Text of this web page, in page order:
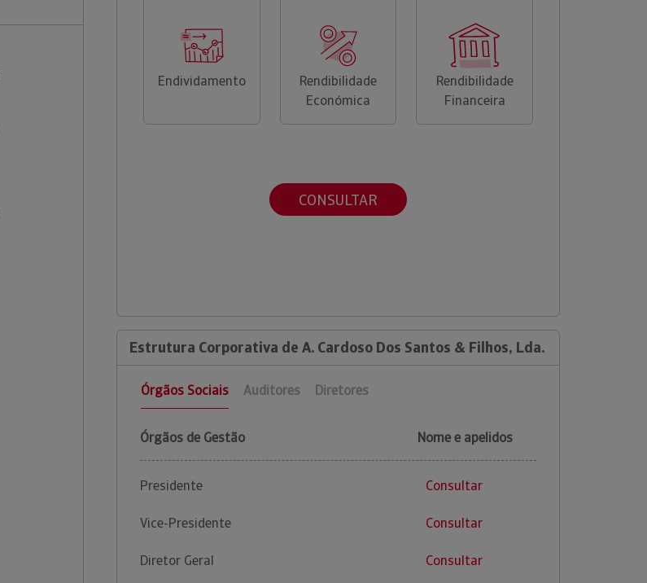
Endividamento
Rendibilidade
Económica
Rendibilidade
Financeira
CONSULTAR
Estrutura Corporativa de A. Cardoso Dos Santos & Filhos, Lda.
Órgãos Sociais Auditores Diretores
Órgãos de Gestão Nome e apelidos
Presidente Consultar
Vice-Presidente Consultar
Diretor Geral Consultar